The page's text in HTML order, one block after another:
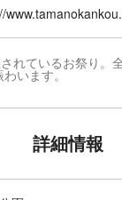
れているお祭り。
わいます。
詳細情報